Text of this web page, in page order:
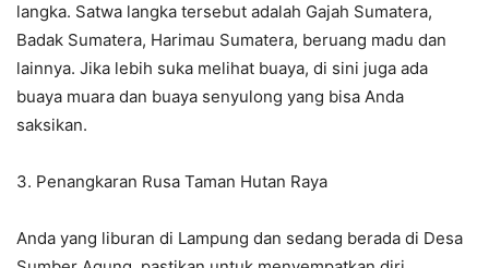
langka. Satwa langka tersebut adalah Gajah Sumatera,
Badak Sumatera, Harimau Sumatera, beruang madu dan
lainnya. Jika lebih suka melihat buaya, di sini juga ada
buaya muara dan buaya senyulong yang bisa Anda
saksikan.
3. Penangkaran Rusa Taman Hutan Raya
Anda yang liburan di Lampung dan sedang berada di Desa